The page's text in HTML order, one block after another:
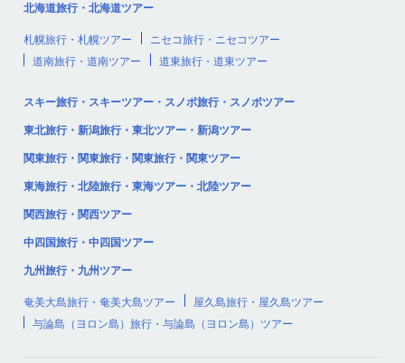
北海道旅行・北海道ツアー
札幌旅行・札幌ツアー
ニセコ旅行・ニセコツアー
道南旅行・道南ツアー
道東旅行・道東ツアー
スキー旅行・スキーツアー・スノボ旅行・スノボツアー
東北旅行・新潟旅行・東北ツアー・新潟ツアー
関東旅行・関東旅行・関東旅行・関東ツアー
東海旅行・北陸旅行・東海ツアー・北陸ツアー
関西旅行・関西ツアー
中四国旅行・中四国ツアー
九州旅行・九州ツアー
奄美大島旅行・奄美大島ツアー
屋久島旅行・屋久島ツアー
与論島（ヨロン島）旅行・与論島（ヨロン島）ツアー